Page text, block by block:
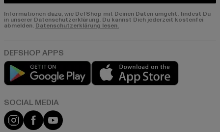
Informationen dazu, wie DefShop mit Deinen Daten umgeht, findest Du
in unserer Datenschutzerklärung. Du kannst Dich jederzeit kostenfei
abmelden. Datenschutzerklärung lesen.
Play market
Instagram
FacebookYouTube